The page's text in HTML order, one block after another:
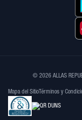
© 2026 ALLAS
Mapa del Sitio Términos y